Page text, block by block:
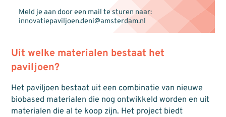
Meld je aan door een mail te sturen naar:
innovatiepaviljoen.deni@amsterdam.nl
Uit welke materialen bestaat het
paviljoen?
Het paviljoen bestaat uit een combinatie van nieuwe
biobased materialen die nog ontwikkeld worden en uit
materialen die al te koop zijn. Het project biedt